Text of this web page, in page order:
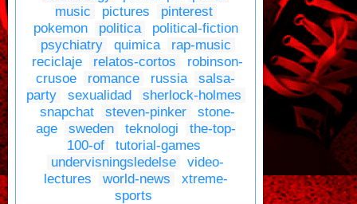
music
pictures
pinterest
pokemon
politica
political-fiction
psychiatry
quimica
rap-music
reciclaje
relatos-cortos
robinson-
crusoe
romance russia
salsa-
party
sexualidad
sherlock-holmes
snapchat
steven-pinker
stone-
age
sweden teknologi
the-top-
100-of
tutorial-games
undervisningsledelse
video-
lectures
world-news
xtreme-
sports